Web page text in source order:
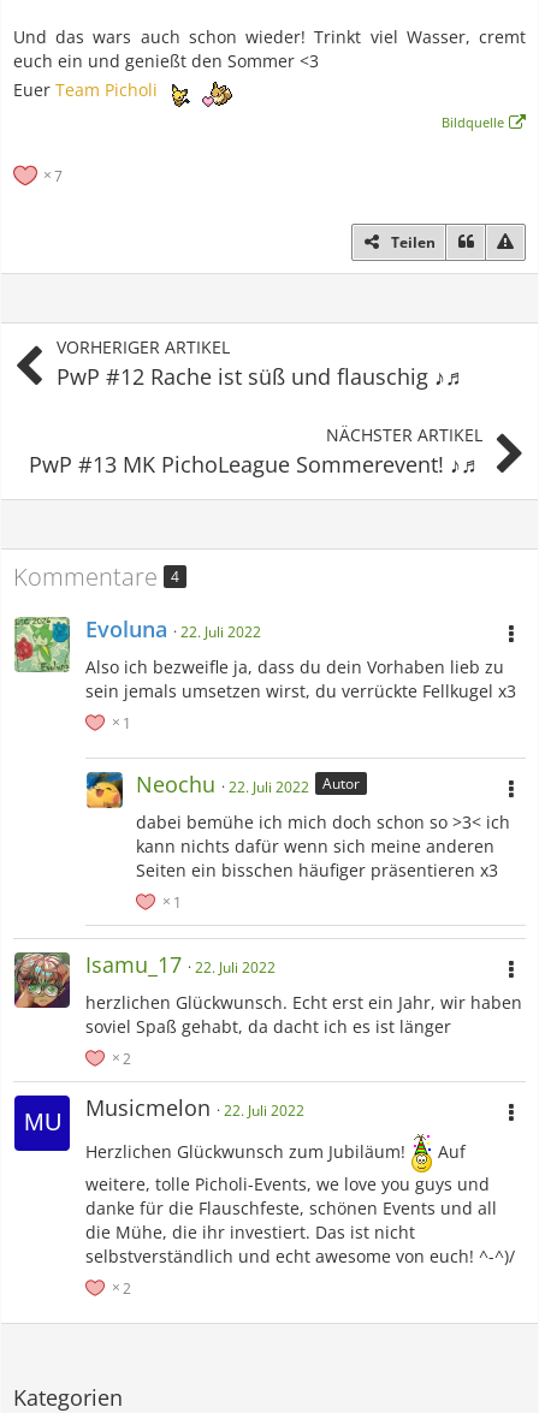
Und das wars auch schon wieder! Trinkt viel Wasser, cremt
euch ein und genießt den Sommer <3
Euer Team Picholi
Bildquelle
7
Teilen
VORHERIGER ARTIKEL
PwP #12 Rache ist süß und flauschig ♪♬
NÄCHSTER ARTIKEL
PwP #13 MK PichoLeague Sommerevent! ♪♬
Kommentare 4
Evoluna 22. Juli 2022
Also ich bezweifle ja, dass du dein Vorhaben lieb zu
sein jemals umsetzen wirst, du verrückte Fellkugel x3
1
Neochu 22. Juli 2022 Autor
dabei bemühe ich mich doch schon so >3< ich
kann nichts dafür wenn sich meine anderen
Seiten ein bisschen häufiger präsentieren x3
1
Isamu_17 22. Juli 2022
herzlichen Glückwunsch. Echt erst ein Jahr, wir haben
soviel Spaß gehabt, da dacht ich es ist länger
2
Musicmelon 22. Juli 2022
Herzlichen Glückwunsch zum Jubiläum!
Auf
weitere, tolle Picholi-Events, we love you guys und
danke für die Flauschfeste, schönen Events und all
die Mühe, die ihr investiert. Das ist nicht
selbstverständlich und echt awesome von euch! ^-^)/
2
Kategorien